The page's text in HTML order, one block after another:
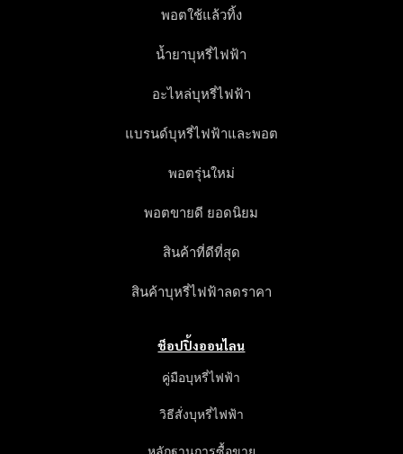
พอตใช้แล้วทิ้ง
น้ำยาบุหรี่ไฟฟ้า
อะไหล่บุหรี่ไฟฟ้า
แบรนด์บุหรี่ไฟฟ้าและพอต
พอตรุ่นใหม่
พอตขายดี ยอดนิยม
สินค้าที่ดีที่สุด
สินค้าบุหรี่ไฟฟ้าลดราคา
ช็อปปิ้งออนไลน
คู่มือบุหรี่ไฟฟ้า
วิธีสั่งบุหรี่ไฟฟ้า